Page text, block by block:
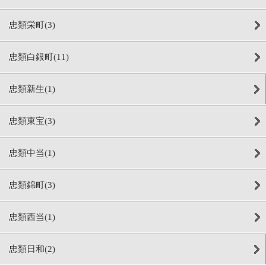
忠類栄町(3)
忠類白銀町(11)
忠類新生(1)
忠類東宝(3)
忠類中当(1)
忠類錦町(3)
忠類西当(1)
忠類日和(2)